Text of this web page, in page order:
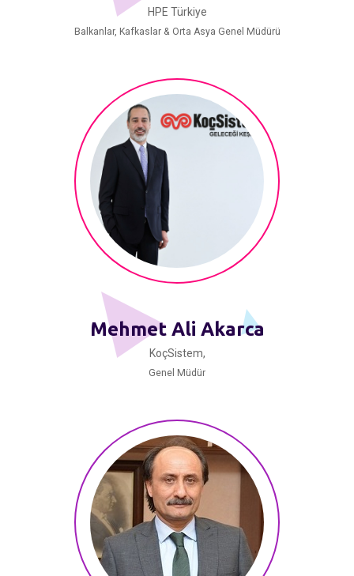
HPE Türkiye
Balkanlar, Kafkaslar & Orta Asya Genel Müdürü
Mehmet Ali Akarca
KoçSistem,
Genel Müdür